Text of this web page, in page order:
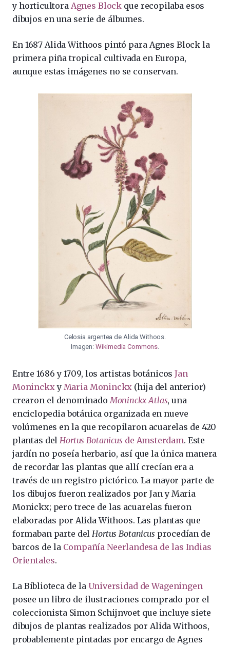
y horticultora Agnes Block que recopilaba esos
dibujos en una serie de álbumes.
En 1687 Alida Withoos pintó para Agnes Block la
primera piña tropical cultivada en Europa,
aunque estas imágenes no se conservan.
Celosia argentea de Alida Withoos.
Imagen: Wikimedia Commons.
Entre 1686 y 1709, los artistas botánicosJan
Moninckxy Maria Moninckx (hija del anterior)
crearon el denominadoMoninckx Atlas, una
enciclopedia botánica organizada en nueve
volúmenes en la que recopilaron acuarelas de 420
plantas delHortus Botanicus de Amsterdam. Este
jardín no poseía herbario, así que la única manera
de recordar las plantas que allí crecían era a
través de un registro pictórico. La mayor parte de
los dibujos fueron realizados por Jan y Maria
Monickx; pero trece de las acuarelas fueron
elaboradas por Alida Withoos. Las plantas que
formaban parte delHortus Botanicus procedían de
barcos de la Compañía Neerlandesa de las Indias
Orientales.
La Biblioteca de la Universidad de Wageningen
posee un libro de ilustraciones comprado por el
coleccionista Simon Schijnvoet que incluye siete
dibujos de plantas realizados por Alida Withoos,
probablemente pintadas por encargo de Agnes